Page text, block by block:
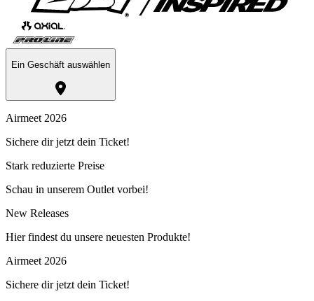
Ein Geschäft auswählen
Airmeet 2026
Sichere dir jetzt dein Ticket!
Stark reduzierte Preise
Schau in unserem Outlet vorbei!
New Releases
Hier findest du unsere neuesten Produkte!
Airmeet 2026
Sichere dir jetzt dein Ticket!